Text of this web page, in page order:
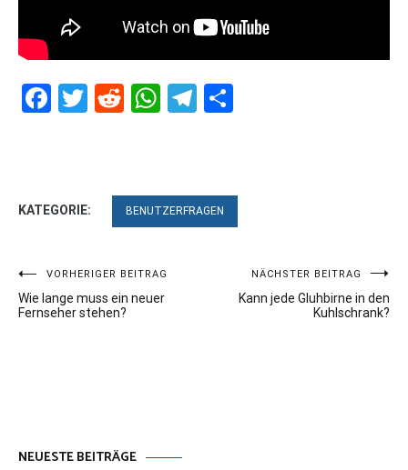
Facebook
Twitter
RedditWhatsApp
Telegram
KATEGORIE: BENUTZERFRAGEN
Beitragsnavigation
VORHERIGER BEITRAG
Wie lange muss ein neuer
Fernseher stehen?
NÄCHSTER BEITRAG
Kann jede Gluhbirne in den
Kuhlschrank?
NEUESTE BEITRÄGE